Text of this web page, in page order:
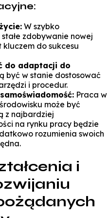
W szybko
zdobywanie nowej
do sukcesu
do adaptacji do
być w stanie dostosować
i procedur.
Praca w
może być
z najbardziej
na rynku pracy będzie
rozumienia swoich
i